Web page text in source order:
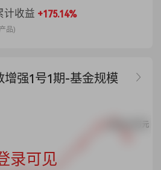
计收益 +175.14%
品)
增强1号1期-基金规模
6298.40万元
录可见